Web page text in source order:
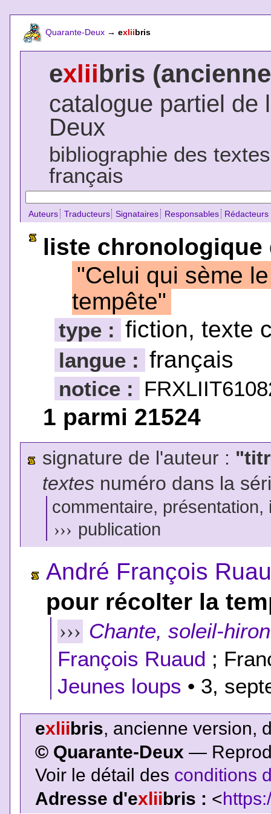
Quarante-Deux → exliibris
exliibris
catalogue partiel de
Deux
bibliographie des
français
Auteurs Traducteurs Signataires Responsables Rédacteurs
liste chronologique
"Celui qui sème
tempête"
type : fiction, texte
langue : français
notice :
1 parmi 21524
signature de l'auteur :
textesnuméro dans la
commentaire,
››› publication
André François
pour récolter la
››› Chante, soleil-
François Ruaud ;
Jeunes loups • 3,
exliibris, ancienne version,
© Quarante-Deux —
Voir le détail des conditions
Adresse d'exlii bris : <